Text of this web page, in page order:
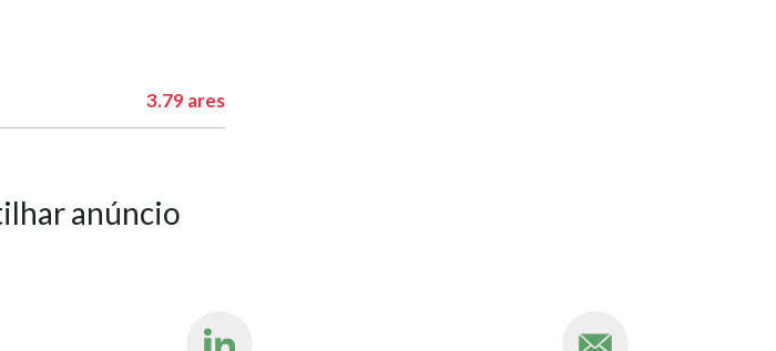
3.79 ares
anúncio